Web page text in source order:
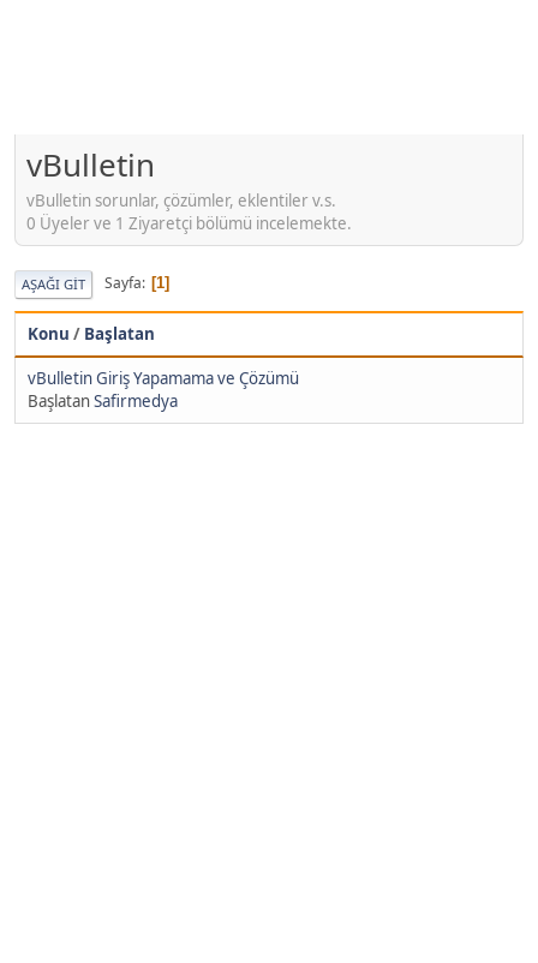
vBulletin
vBulletin sorunlar, çözümler, eklentiler v.s.
0 Üyeler ve 1 Ziyaretçi bölümü incelemekte.
AŞAĞI GIT Sayfa 1
Konu / Başlatan
vBulletin Giriş Yapamama ve Çözümü
BaşlatanSafirmedya